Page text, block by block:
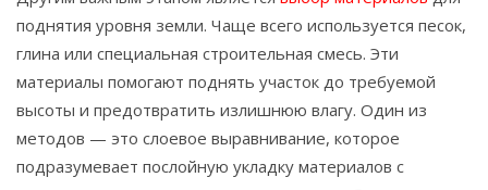
поднятия уровня земли. Чаще всего используется песок,
глина или специальная строительная смесь. Эти
материалы помогают поднять участок до требуемой
высоты и предотвратить излишнюю влагу. Один из
методов — это слоевое выравнивание, которое
подразумевает послойную укладку материалов с